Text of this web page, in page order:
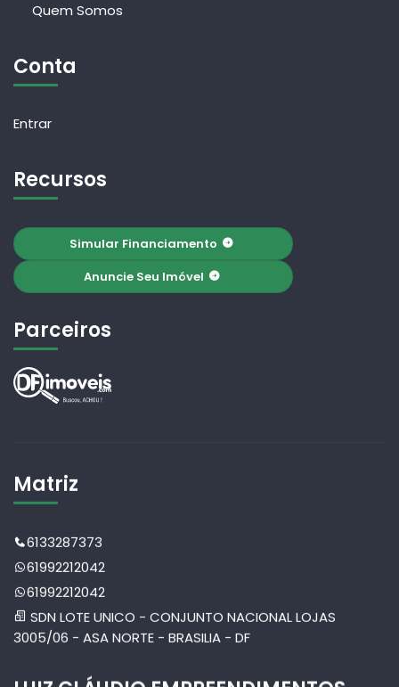
Quem Somos
Conta
Entrar
Recursos
Simular Financiamento
Anuncie Seu Imóvel
Parceiros
Matriz
6133287373
61992212042
61992212042
SDN LOTE UNICO - CONJUNTO NACIONAL LOJAS
3005/06 - ASA NORTE - BRASILIA - DF